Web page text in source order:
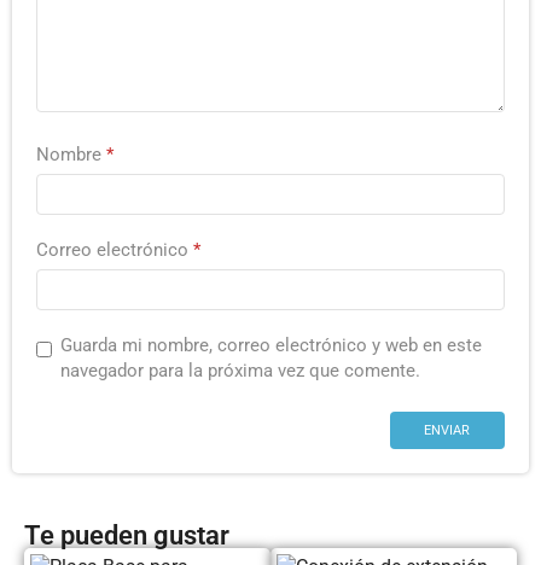
Nombre *
Correo electrónico *
Guarda mi nombre, correo electrónico y web en este
navegador para la próxima vez que comente.
Te pueden gustar